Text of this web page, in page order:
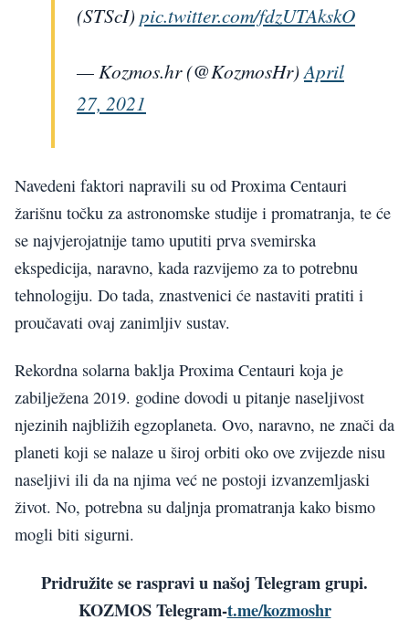
(STScI)pic.twitter.com/fdzUTAkskO
— Kozmos.hr (@KozmosHr)April
27, 2021
Navedeni faktori napravili su od Proxima Centauri
žarišnu točku za astronomske studije i promatranja, te će
se najvjerojatnije tamo uputiti prva svemirska
ekspedicija, naravno, kada razvijemo za to potrebnu
tehnologiju. Do tada, znastvenici će nastaviti pratiti i
proučavati ovaj zanimljiv sustav.
Rekordna solarna baklja Proxima Centauri koja je
zabilježena 2019. godine dovodi u pitanje naseljivost
njezinih najbližih egzoplaneta. Ovo, naravno, ne znači da
planeti koji se nalaze u široj orbiti oko ove zvijezde nisu
naseljivi ili da na njima već ne postoji izvanzemljaski
život. No, potrebna su daljnja promatranja kako bismo
mogli biti sigurni.
Pridružite se raspravi u našoj Telegram grupi.
KOZMOS Telegram-t.me/kozmoshr